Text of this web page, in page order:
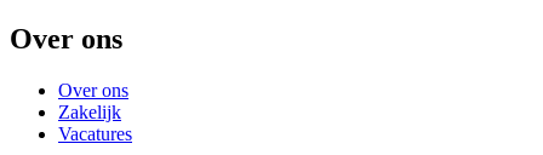
Over ons
Over ons
Zakelijk
Vacatures